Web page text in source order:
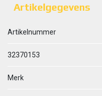
Artikelgegevens
Artikelnummer
32370153
Merk